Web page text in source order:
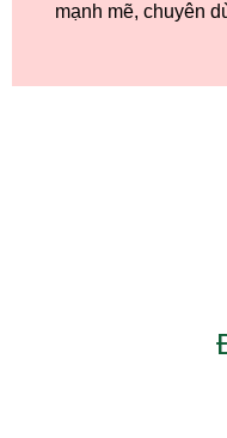
mạnh mẽ, chuyên